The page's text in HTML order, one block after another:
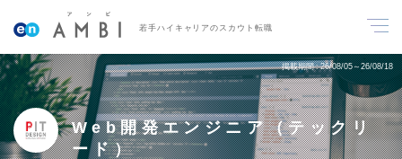
若手ハイキャリアのスカウト転職
掲載期間 26/08/05～26/08/18
Web開発エンジニア（テックリ
ード）